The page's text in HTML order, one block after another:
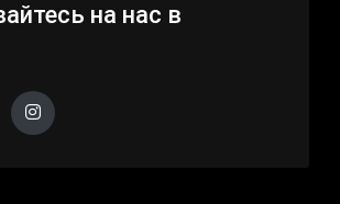
на нас в